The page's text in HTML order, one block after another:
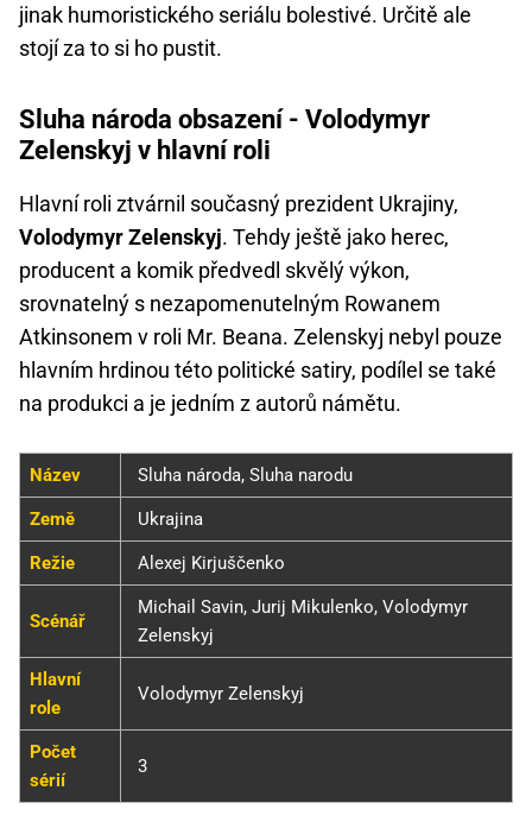
jinak humoristického seriálu bolestivé. Určitě ale
stojí za to si ho pustit.
Sluha národa obsazení - Volodymyr
Zelenskyj v hlavní roli
Hlavní roli ztvárnil současný prezident Ukrajiny,
Volodymyr Zelenskyj. Tehdy ještě jako herec,
producent a komik předvedl skvělý výkon,
srovnatelný s nezapomenutelným Rowanem
Atkinsonem v roli Mr. Beana. Zelenskyj nebyl pouze
hlavním hrdinou této politické satiry, podílel se také
na produkci a je jedním z autorů námětu.
Název Sluha národa, Sluha narodu
Země Ukrajina
Režie Alexej Kirjuščenko
Scénář
Michail Savin, Jurij Mikulenko, Volodymyr
Zelenskyj
Hlavní
role
Volodymyr Zelenskyj
Počet
sérií
3